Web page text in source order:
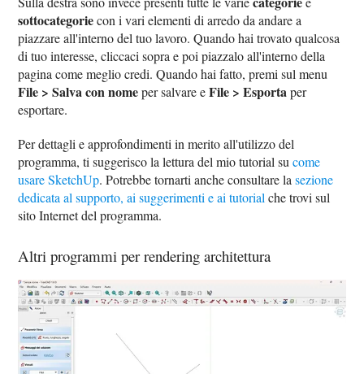
sottocategoriecon i vari elementi di arredo da andare a
piazzare all'interno del tuo lavoro. Quando hai trovato qualcosa
di tuo interesse, cliccaci sopra e poi piazzalo all'interno della
pagina come meglio credi. Quando hai fatto, premi sul menu
File > Salva con nomeper salvare eFile > Esportaper
esportare.
Per dettagli e approfondimenti in merito all'utilizzo del
programma, ti suggerisco la lettura del mio tutorial sucome
usare SketchUp. Potrebbe tornarti anche consultare lasezione
dedicata al supporto, ai suggerimenti e ai tutorial che trovi sul
sito Internet del programma.
Altri programmi per rendering architettura